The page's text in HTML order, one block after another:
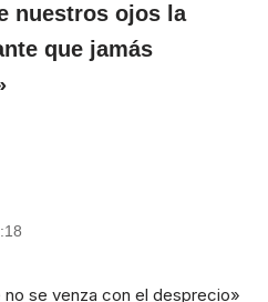
nuestros ojos la
que jamás
no se venza con el desprecio»